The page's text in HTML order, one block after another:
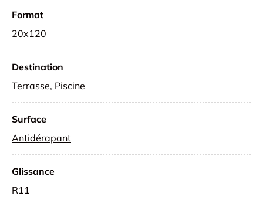
Format
20x120
Destination
Terrasse, Piscine
Surface
Antidérapant
Glissance
R11